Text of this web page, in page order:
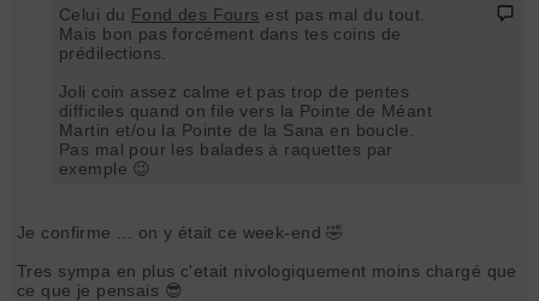
Celui du Fond des Fours est pas mal du tout.
Mais bon pas forcément dans tes coins de
prédilections.
Joli coin assez calme et pas trop de pentes
difficiles quand on file vers la Pointe de Méant
Martin et/ou la Pointe de la Sana en boucle.
Pas mal pour les balades à raquettes par
exemple 😉
Je confirme ... on y était ce week-end 🤣
Tres sympa en plus c'etait nivologiquement moins chargé que
ce que je pensais 😎